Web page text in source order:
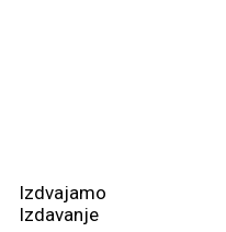
Izdvajamo
Izdavanje